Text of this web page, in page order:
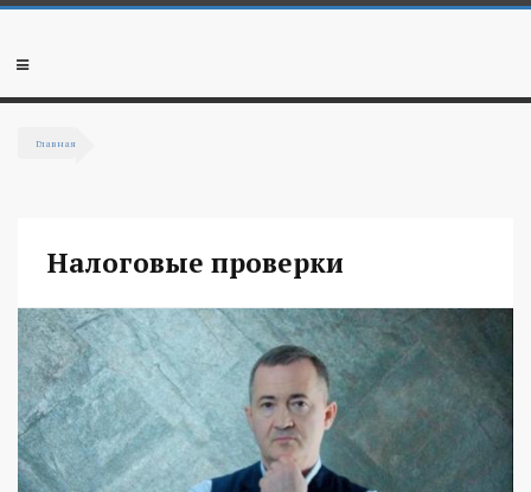
Перейти к основному содержанию
Мобильное
Главная
Налоговые проверки